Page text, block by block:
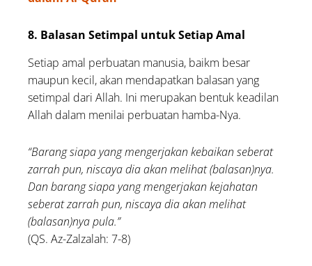
8. Balasan Setimpal untuk Setiap Amal
Setiap amal perbuatan manusia, baikm besar
maupun kecil, akan mendapatkan balasan yang
setimpal dari Allah. Ini merupakan bentuk keadilan
Allah dalam menilai perbuatan hamba-Nya.
“Barang siapa yang mengerjakan kebaikan seberat
zarrah pun, niscaya dia akan melihat (balasan)nya.
Dan barang siapa yang mengerjakan kejahatan
seberat zarrah pun, niscaya dia akan melihat
(balasan)nya pula.”
(QS. Az-Zalzalah: 7-8)